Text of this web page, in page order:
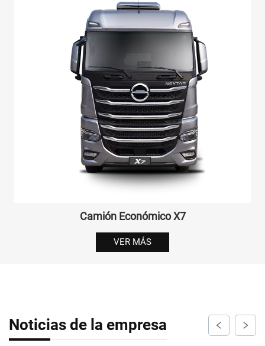
Camión Económico X7
VER MÁS
Noticias de la empresa